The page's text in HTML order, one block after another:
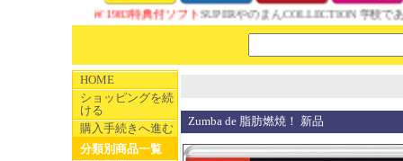
NEW 1983特典付ソフトSUPERやのまんCOLLECTION 学校であっ
HOME
ショッピングを続
ける
購入手続きへ進む
分類別商品一覧
Zumba de 脂肪燃焼！ 新品